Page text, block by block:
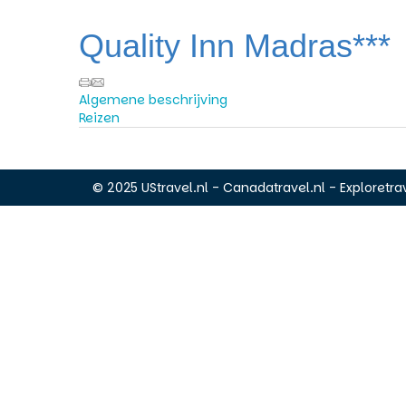
Quality Inn Madras***
Algemene beschrijving
Reizen
© 2025 UStravel.nl - Canadatravel.nl -